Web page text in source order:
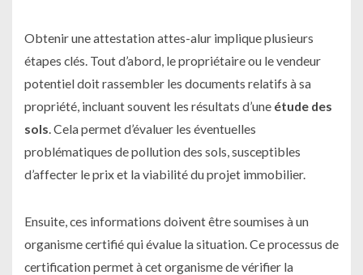
Obtenir une attestation attes-alur implique plusieurs
étapes clés. Tout d’abord, le propriétaire ou le vendeur
potentiel doit rassembler les documents relatifs à sa
propriété, incluant souvent les résultats d’une étude des
sols. Cela permet d’évaluer les éventuelles
problématiques de pollution des sols, susceptibles
d’affecter le prix et la viabilité du projet immobilier.
Ensuite, ces informations doivent être soumises à un
organisme certifié qui évalue la situation. Ce processus de
certification permet à cet organisme de vérifier la